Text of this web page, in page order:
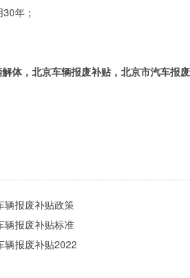
年；
体，北京车辆报废补贴，北京市汽车报
辆报废补贴政策
辆报废补贴标准
辆报废补贴2022